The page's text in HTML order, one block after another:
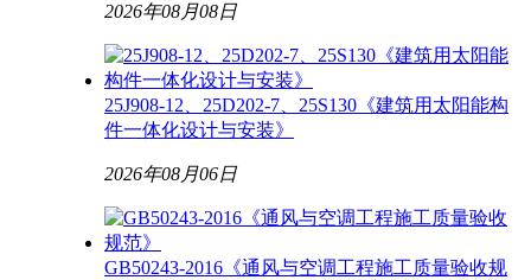
2026年08月08日
25J908-12、25D202-7、25S130《建筑用太阳能构
件一体化设计与安装》
2026年08月06日
GB50243-2016《通风与空调工程施工质量验收规